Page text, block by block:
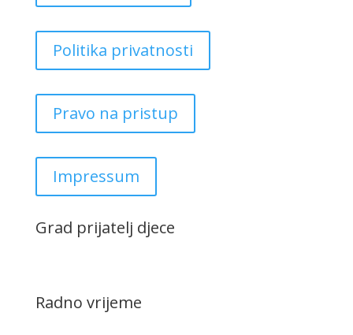
Politika privatnosti
Pravo na pristup
Impressum
Grad prijatelj djece
Radno vrijeme